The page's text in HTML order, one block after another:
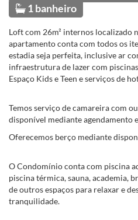
1 banheiro
Loft com 26m² internos localizado
apartamento conta com todos os
estadia seja perfeita, inclusive ar
infraestrutura de lazer com
Espaço Kids e Teen e serviços de
Temos serviço de camareira com
disponível mediante agendamento
Oferecemos berço mediante
O Condomínio conta com piscina
piscina térmica, sauna, academia,
de outros espaços para relaxar e
tranquilidade.